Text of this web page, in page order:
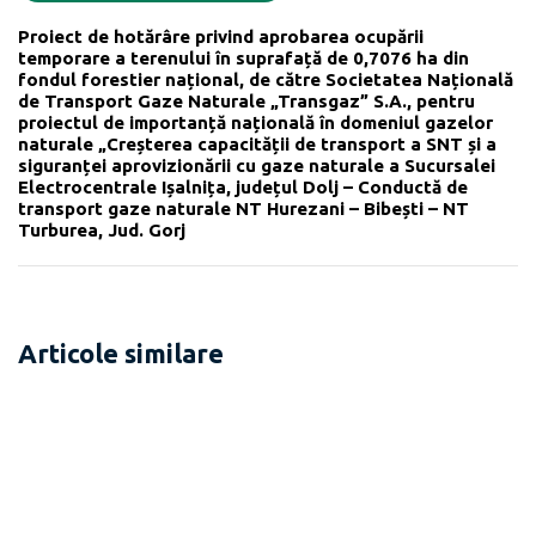
Proiect de hotărâre privind aprobarea ocupării
temporare a terenului în suprafață de 0,7076 ha din
fondul forestier național, de către Societatea Națională
de Transport Gaze Naturale „Transgaz” S.A., pentru
proiectul de importanță națională în domeniul gazelor
naturale „Creșterea capacității de transport a SNT și a
siguranței aprovizionării cu gaze naturale a Sucursalei
Electrocentrale Ișalnița, județul Dolj – Conductă de
transport gaze naturale NT Hurezani – Bibești – NT
Turburea, Jud. Gorj
Articole similare